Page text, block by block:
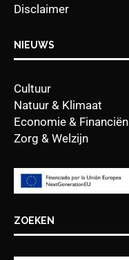
Disclaimer
NIEUWS
Cultuur
Natuur & Klimaat
Economie & Financiën
Zorg & Welzijn
ZOEKEN